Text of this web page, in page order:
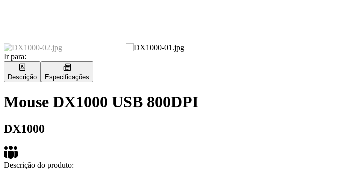
Ir para:
Descrição Especificações
Mouse DX1000 USB 800DPI
DX1000
Descrição do produto: